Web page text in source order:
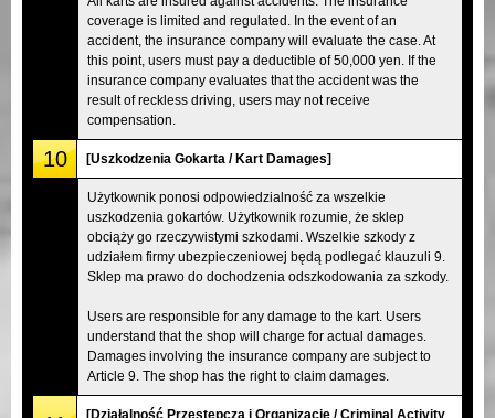
coverage is limited and regulated. In the event of an
accident, the insurance company will evaluate the case. At
this point, users must pay a deductible of 50,000 yen. If the
insurance company evaluates that the accident was the
result of reckless driving, users may not receive
compensation.
10 [Uszkodzenia Gokarta / Kart Damages]
Użytkownik ponosi odpowiedzialność za wszelkie
uszkodzenia gokartów. Użytkownik rozumie, że sklep
obciąży go rzeczywistymi szkodami. Wszelkie szkody z
udziałem firmy ubezpieczeniowej będą podlegać klauzuli 9.
Sklep ma prawo do dochodzenia odszkodowania za szkody.
Users are responsible for any damage to the kart. Users
understand that the shop will charge for actual damages.
Damages involving the insurance company are subject to
Article 9. The shop has the right to claim damages.
[Działalność Przestępcza i Organizacje / Criminal Activity